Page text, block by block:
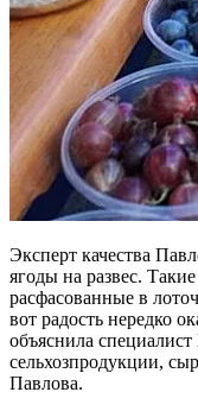
Эксперт качества
ягоды на развес.
расфасованные в
вот радость нередко
объяснила
сельхозпродукции,
Павлова.